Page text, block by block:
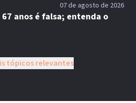
07 de agosto de 2026
anos é falsa; entenda o
tópicos relevantes